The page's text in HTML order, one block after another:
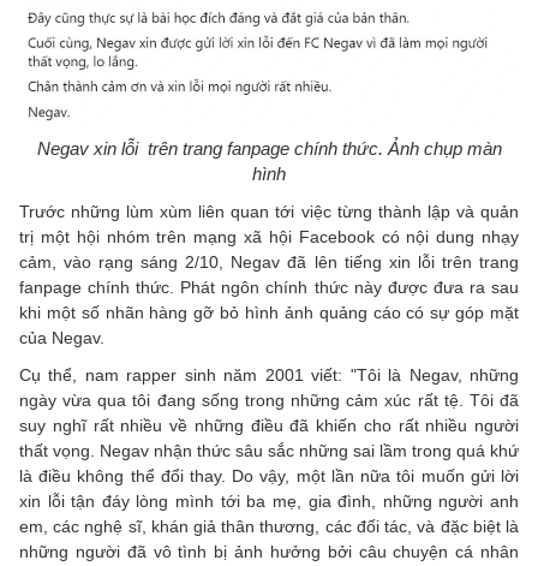
Negav xin lỗi trên trang fanpage chính thức. Ảnh chụp màn
hình
Trước những lùm xùm liên quan tới việc từng thành lập và quản
trị một hội nhóm trên mạng xã hội Facebook có nội dung nhạy
cảm, vào rạng sáng 2/10, Negav đã lên tiếng xin lỗi trên trang
fanpage chính thức. Phát ngôn chính thức này được đưa ra sau
khi một số nhãn hàng gỡ bỏ hình ảnh quảng cáo có sự góp mặt
của Negav.
Cụ thể, nam rapper sinh năm 2001 viết: "Tôi là Negav, những
ngày vừa qua tôi đang sống trong những cảm xúc rất tệ. Tôi đã
suy nghĩ rất nhiều về những điều đã khiến cho rất nhiều người
thất vọng. Negav nhận thức sâu sắc những sai lầm trong quá khứ
là điều không thể đổi thay. Do vậy, một lần nữa tôi muốn gửi lời
xin lỗi tận đáy lòng mình tới ba mẹ, gia đình, những người anh
em, các nghệ sĩ, khán giả thân thương, các đối tác, và đặc biệt là
những người đã vô tình bị ảnh hưởng bởi câu chuyện cá nhân